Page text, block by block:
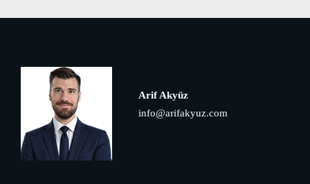
Arif Akyüz
info@arifakyuz.com